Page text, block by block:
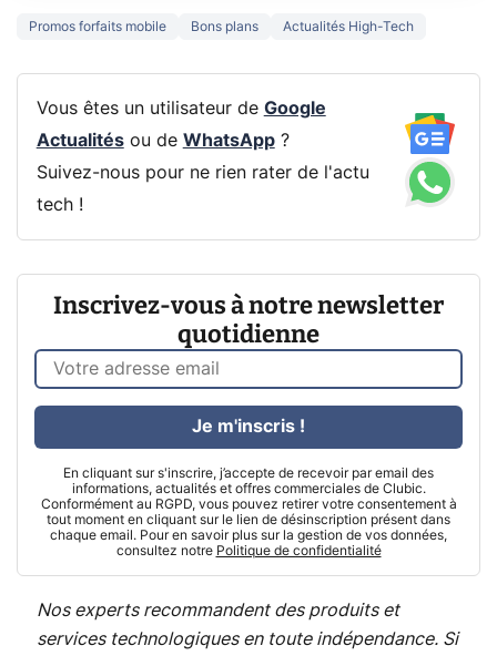
Promos forfaits mobile Bons plans Actualités High-Tech
Vous êtes un utilisateur de Google
Actualitésou de WhatsApp?
Suivez-nous pour ne rien rater de l'actu
tech !
Inscrivez-vous à notre newsletter
quotidienne
En cliquant sur s'inscrire, j’accepte de recevoir par email des
informations, actualités et offres commerciales de Clubic.
Conformément au RGPD, vous pouvez retirer votre consentement à
tout moment en cliquant sur le lien de désinscription présent dans
chaque email. Pour en savoir plus sur la gestion de vos données,
consultez notre Politique de confidentialité
Je m'inscris !
Nos experts recommandent des produits et
services technologiques en toute indépendance. Si